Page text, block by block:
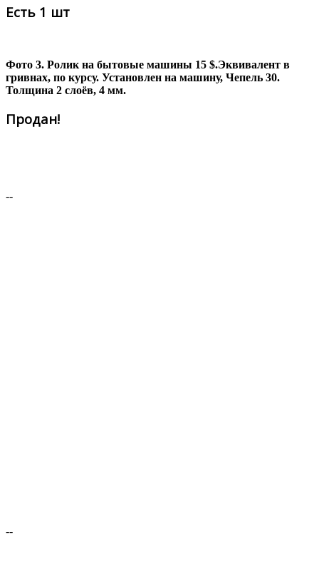
Есть 1 шт
Фото 3. Ролик на бытовые машины 15 $.Эквивалент в
гривнах, по курсу. Установлен на машину, Чепель 30.
Толщина 2 слоёв, 4 мм.
Продан!
--
--